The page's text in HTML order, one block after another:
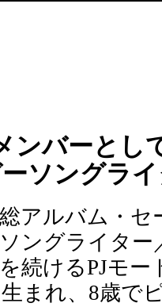
ンバーとし
ソングラ
アルバム・
ングライタ
続けるPJモ
まれ、8歳で